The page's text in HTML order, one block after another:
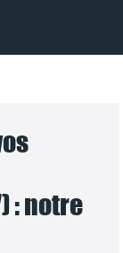
: notre